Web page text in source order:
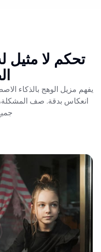
تحكم لا مثيل
يفهم مزيل الوهج بالذكاء
انعكاس بدقة. صف المشكلة،